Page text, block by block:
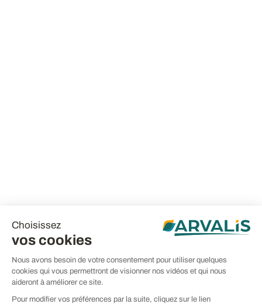
Choisissez
vos cookies
Nous avons besoin de votre consentement pour utiliser quelques
cookies qui vous permettront de visionner nos vidéos et qui nous
aideront à améliorer ce site.
Pour modifier vos préférences par la suite, cliquez sur le lien